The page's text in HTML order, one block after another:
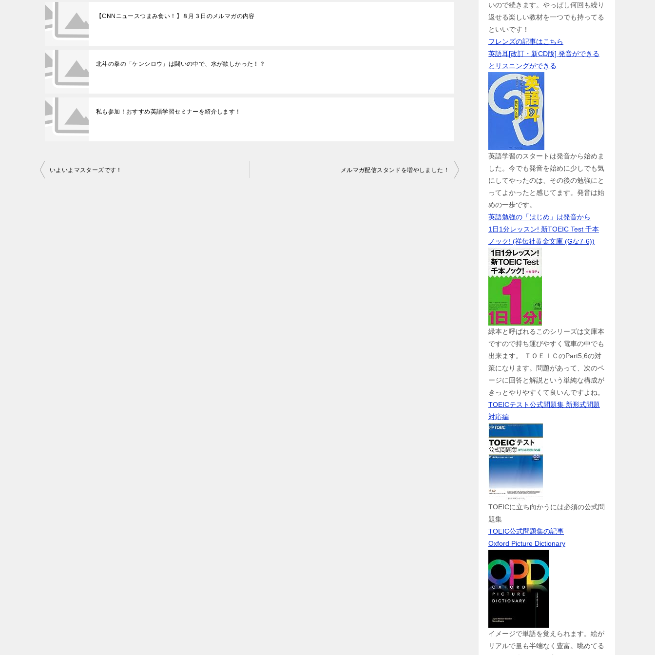
【CNNニュースつまみ食い！】８月３日のメルマガの内容
北斗の拳の「ケンシロウ」は闘いの中で、水が欲しかった！？
私も参加！おすすめ英語学習セミナーを紹介します！
投
いよいよマスターズです！ メルマガ配信スタンドを増やしました！
いので続きます。やっぱし何回も繰り
返せる楽しい教材を一つでも持ってる
といいです！
フレンズの記事はこちら
英語耳[改訂・新CD版] 発音ができる
とリスニングができる
英語学習のスタートは発音から始めま
した。今でも発音を始めに少しでも気
にしてやったのは、その後の勉強にと
ってよかったと感じてます。発音は始
めの一歩です。
英語勉強の「はじめ」は発音から
1日1分レッスン! 新TOEIC Test 千本
ノック! (祥伝社黄金文庫 (Gな7-6))
緑本と呼ばれるこのシリーズは文庫本
ですので持ち運びやすく電車の中でも
出来ます。 ＴＯＥＩＣのPart5,6の対
策になります。問題があって、次のペ
ージに回答と解説という単純な構成が
きっとやりやすくて良いんですよね。
TOEICテスト公式問題集 新形式問題
対応編
TOEICに立ち向かうには必須の公式問
題集
TOEIC公式問題集の記事
Oxford Picture Dictionary
イメージで単語を覚えられます。絵が
リアルで量も半端なく豊富。眺めてる